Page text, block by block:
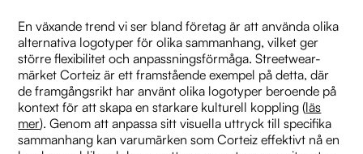
En växande trend vi ser bland företag är att använda olika
alternativa logotyper för olika sammanhang, vilket ger
större flexibilitet och anpassningsförmåga. Streetwear-
märket Corteiz är ett framstående exempel på detta, där
de framgångsrikt har använt olika logotyper beroende på
kontext för att skapa en starkare kulturell koppling (läs
mer). Genom att anpassa sitt visuella uttryck till specifika
sammanhang kan varumärken som Corteiz effektivt nå en